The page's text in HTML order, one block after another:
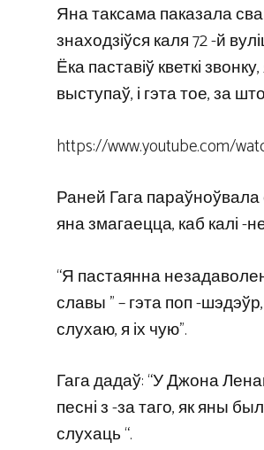
Яна таксама паказала
знаходзіўся каля 72 -й
Ёка паставіў кветкі
выступаў, і гэта тое, за
https://www.youtube.com/
Раней Гага параўноўвала
яна змагаецца, каб калі -
“Я пастаянна
славы ” – гэта поп -
слухаю, я іх чую”.
Гага дадаў: “У Джона
песні з -за таго, як яны
слухаць “.